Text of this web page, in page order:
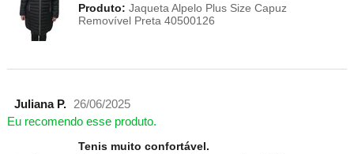
Produto: Jaqueta Alpelo Plus Size Capuz
Removível Preta 40500126
Juliana P. 26/06/2025
Eu recomendo esse produto.
Tenis muito confortável.